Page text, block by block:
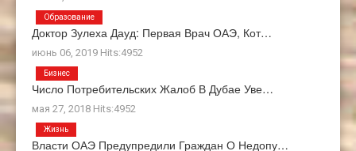
Доктор Зулеха Дауд: Первая Врач ОАЭ, Кот…
июнь 06, 2019 Hits:4952
Образование
Число Потребительских Жалоб В Дубае Уве…
мая 27, 2018 Hits:4952
Бизнес
Власти ОАЭ Предупредили Граждан О Недопу…
Жизнь